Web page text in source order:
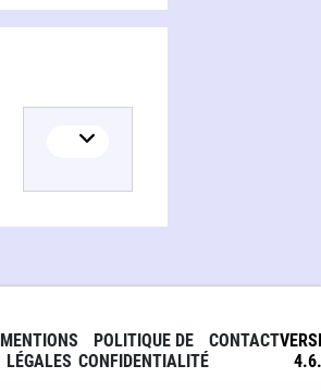
MENTIONS
LÉGALES
POLITIQUE DE
CONFIDENTIALITÉ
CONTACT